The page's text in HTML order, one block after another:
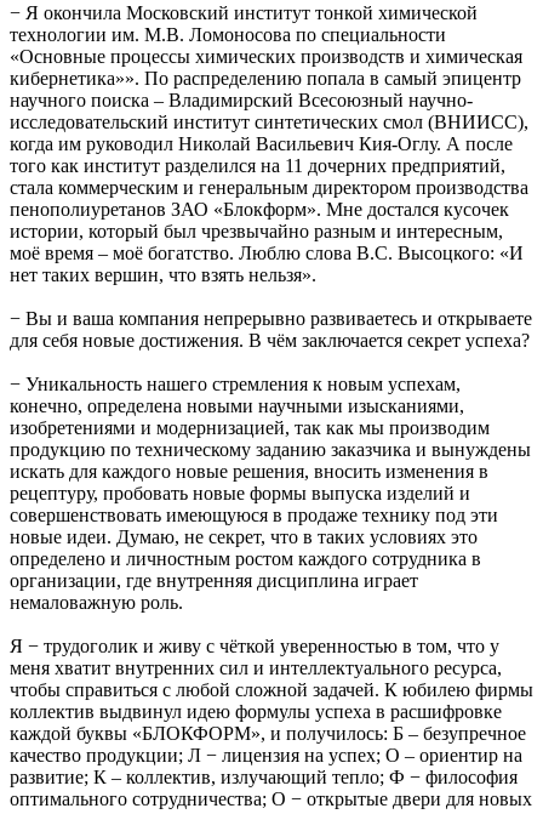
− Я окончила Московский институт тонкой химической
технологии им. М.В. Ломоносова по специальности
«Основные процессы химических производств и химическая
кибернетика»». По распределению попала в самый эпицентр
научного поиска – Владимирский Всесоюзный научно-
исследовательский институт синтетических смол (ВНИИСС),
когда им руководил Николай Васильевич Кия-Оглу. А после
того как институт разделился на 11 дочерних предприятий,
стала коммерческим и генеральным директором производства
пенополиуретанов ЗАО «Блокформ». Мне достался кусочек
истории, который был чрезвычайно разным и интересным,
моё время – моё богатство. Люблю слова В.С. Высоцкого: «И
нет таких вершин, что взять нельзя».
− Вы и ваша компания непрерывно развиваетесь и открываете
для себя новые достижения. В чём заключается секрет успеха?
− Уникальность нашего стремления к новым успехам,
конечно, определена новыми научными изысканиями,
изобретениями и модернизацией, так как мы производим
продукцию по техническому заданию заказчика и вынуждены
искать для каждого новые решения, вносить изменения в
рецептуру, пробовать новые формы выпуска изделий и
совершенствовать имеющуюся в продаже технику под эти
новые идеи. Думаю, не секрет, что в таких условиях это
определено и личностным ростом каждого сотрудника в
организации, где внутренняя дисциплина играет
немаловажную роль.
Я − трудоголик и живу с чёткой уверенностью в том, что у
меня хватит внутренних сил и интеллектуального ресурса,
чтобы справиться с любой сложной задачей. К юбилею фирмы
коллектив выдвинул идею формулы успеха в расшифровке
каждой буквы «БЛОКФОРМ», и получилось: Б – безупречное
качество продукции; Л − лицензия на успех; О – ориентир на
развитие; К – коллектив, излучающий тепло; Ф − философия
оптимального сотрудничества; О − открытые двери для новых